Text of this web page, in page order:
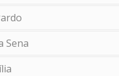
Sena